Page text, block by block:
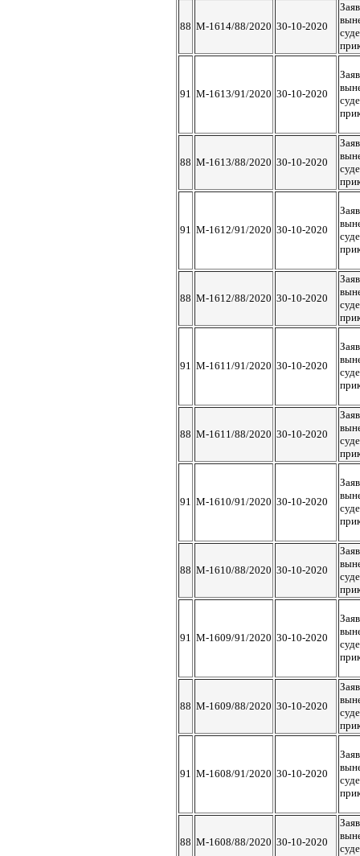
88 М-1614/88/2020 30-10-2020
91 М-1613/91/2020 30-10-2020
88 М-1613/88/2020 30-10-2020
91 М-1612/91/2020 30-10-2020
88 М-1612/88/2020 30-10-2020
91 М-1611/91/2020 30-10-2020
88 М-1611/88/2020 30-10-2020
91 М-1610/91/2020 30-10-2020
88 М-1610/88/2020 30-10-2020
91 М-1609/91/2020 30-10-2020
88 М-1609/88/2020 30-10-2020
91 М-1608/91/2020 30-10-2020
88 М-1608/88/2020 30-10-2020